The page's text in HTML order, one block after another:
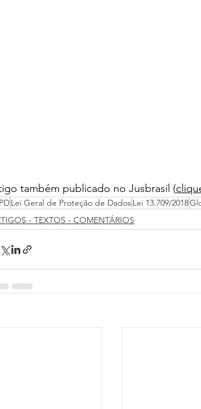
também publicado no Jusbrasil (
Lei Geral de Proteção de DadosLei 13.709/2018
- TEXTOS - COMENTÁRIOS